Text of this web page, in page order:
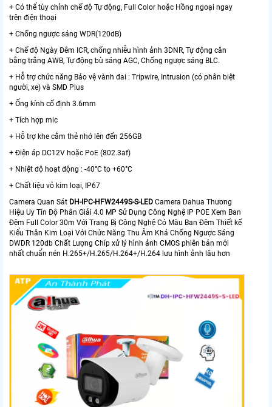
+ Có thể tùy chỉnh chế độ Tự động, Full Color hoặc Hồng ngoại ngay
trên điện thoại
+ Chống ngược sáng WDR(120dB)
+ Chế độ Ngày Đêm ICR, chống nhiễu hình ảnh 3DNR, Tự động cân
bằng trắng AWB, Tự động bù sáng AGC, Chống ngược sáng BLC.
+ Hỗ trợ chức năng Bảo vệ vành đai : Tripwire, Intrusion (có phân biệt
người, xe) và SMD Plus
+ Ống kính cố định 3.6mm
+ Tích hợp mic
+ Hỗ trợ khe cắm thẻ nhớ lên đến 256GB
+ Điện áp DC12V hoặc PoE (802.3af)
+ Nhiệt độ hoạt động : -40°C to +60°C
+ Chất liệu vỏ kim loại, IP67
Camera Quan Sát DH-IPC-HFW2449S-S-LED Camera Dahua Thương
Hiệu Uy Tín Độ Phân Giải 4.0 MP Sử Dụng Công Nghệ IP POE Xem Ban
Đêm Full Color 30m Với Trang Bị Công Nghệ Có Màu Ban Đêm Thiết kế
Kiểu Thân Kim Loại Với Chức Năng Thu Âm Khả Chống Ngược Sáng
DWDR 120db Chất Lượng Chíp xử lý hình ảnh CMOS phiên bản mới
nhất chuẩn nén H.265+/H.265/H.264+/H.264 lưu hình ảnh lâu hơn